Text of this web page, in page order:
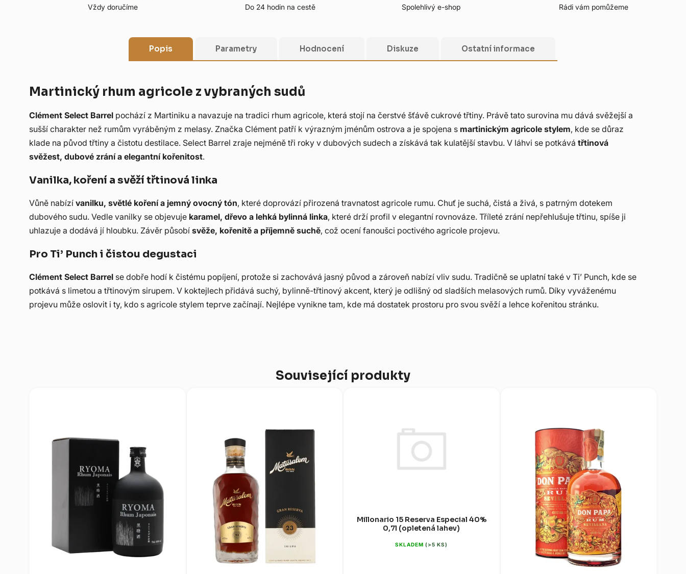
Vždy doručíme Do 24 hodin na cestě Spolehlivý e-shop Rádi vám pomůžeme
Popis Parametry Hodnocení Diskuze Ostatní informace
Martinický rhum agricole z vybraných sudů
Clément Select Barrel pochází z Martiniku a navazuje na tradici rhum agricole, která stojí na čerstvé šťávě cukrové třtiny. Právě tato surovina mu dává svěžejší a
sušší charakter než rumům vyráběným z melasy. Značka Clément patří k výrazným jménům ostrova a je spojena s martinickým agricole stylem, kde se důraz
klade na původ třtiny a čistotu destilace. Select Barrel zraje nejméně tři roky v dubových sudech a získává tak kulatější stavbu. V láhvi se potkává třtinová
svěžest, dubové zrání a elegantní kořenitost.
Vanilka, koření a svěží třtinová linka
Vůně nabízí vanilku, světlé koření a jemný ovocný tón, které doprovází přirozená travnatost agricole rumu. Chuť je suchá, čistá a živá, s patrným dotekem
dubového sudu. Vedle vanilky se objevuje karamel, dřevo a lehká bylinná linka, které drží profil v elegantní rovnováze. Tříleté zrání nepřehlušuje třtinu, spíše ji
uhlazuje a dodává jí hloubku. Závěr působí svěže, kořenitě a příjemně suchě, což ocení fanoušci poctivého agricole projevu.
Pro Ti’ Punch i čistou degustaci
Clément Select Barrel se dobře hodí k čistému popíjení, protože si zachovává jasný původ a zároveň nabízí vliv sudu. Tradičně se uplatní také v Ti’ Punch, kde se
potkává s limetou a třtinovým sirupem. V koktejlech přidává suchý, bylinně-třtinový akcent, který je odlišný od sladších melasových rumů. Díky vyváženému
projevu může oslovit i ty, kdo s agricole stylem teprve začínají. Nejlépe vynikne tam, kde má dostatek prostoru pro svou svěží a lehce kořenitou stránku.
Související produkty
Millonario 15 Reserva Especial 40%
0,7l (opletená lahev)
SKLADEM(>5 KS)